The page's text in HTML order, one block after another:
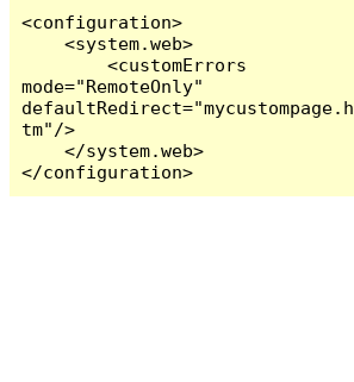
<configuration>
    <system.web>
        <customErrors
mode="RemoteOnly"
defaultRedirect="mycustompage.h
tm"/>
    </system.web>
</configuration>